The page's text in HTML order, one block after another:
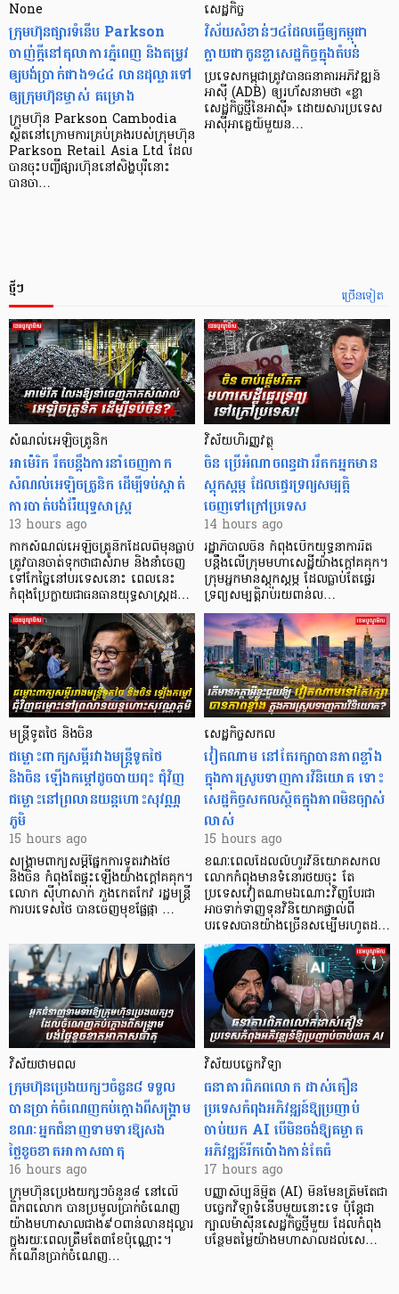
None
ក្រុមហ៊ុនផ្សារទំនើប Parkson
ចាញ់ក្ដីនៅតុលាការភ្នំពេញ និងតម្រូវ
ឲ្យបង់ប្រាក់ជាង១៤៤ លានដុល្លារទៅ
ឲ្យក្រុមហ៊ុនម្ចាស់ គម្រោង
ក្រុមហ៊ុន Parkson Cambodia
ស្ថិតនៅក្រោមការគ្រប់គ្រងរបស់ក្រុមហ៊ុន
Parkson Retail Asia Ltd ដែល
បានចុះបញ្ចីផ្សារហ៊ុននៅសិង្ហបុរីនោះ
បានចា…
សេដ្ឋកិច្ច​
វិស័យ​សំខាន់ៗ​៤​ដែល​ធ្វើ​ឲ្យ​កម្ពុជា​
ក្លាយ​ជា​កូន​ខ្លា​សេដ្ឋកិច្ច​ក្នុង​តំបន់
ប្រទេស​កម្ពុជា​ត្រូវ​បាន​ធនាគារ​អភិវឌ្ឍន៍​
អាស៊ី (ADB) ឲ្យ​រហ័ស​នាមថា «ខ្លា​
សេដ្ឋកិច្ច​ថ្មី​នៃ​អាស៊ី» ដោយសារ​ប្រទេស​
អាស៊ី​អាគ្នេយ៍​មួយ​ន…
ច្រើនទៀត
ថ្មីៗ
សំណល់អេឡិចត្រូនិក
អាម៉េរិក រឹតបន្តឹងការនាំចេញកាក
សំណល់អេឡិចត្រូនិក ដើម្បីទប់ស្កាត់
ការបាត់បង់រ៉ែយុទ្ធសាស្ត្រ
13 hours ago
កាក​សំណល់​អេឡិច​ត្រូនិកដែល​ពីមុនធ្លាប់​
ត្រូវបានចាត់ទុកថាជាសំរាម និងនាំចេញ
ទៅកែច្នៃនៅបរទេស​នោះ ពេលនេះ
កំពុងប្រែក្លាយជាធនធានយុទ្ធសាស្ត្រដ…
វិស័យហិរញ្ញវត្ថុ
ចិន ប្រើ​អំណាចពន្ធដាររឹតកអ្នកមាន
ស្ដុកស្ដម្ភ ដែលផ្ទេរទ្រព្យសម្បត្តិ
ចេញទៅក្រៅប្រទេស
14 hours ago
រដ្ឋាភិបាលចិន កំពុងបើកយុទ្ធនាការរឹត
បន្តឹងលើក្រុមមហាសេដ្ឋី​យ៉ាង​ក្ដៅគគុក។
​ក្រុមអ្នកមានស្ដុកស្ដម្ភ ដែល​ធ្លាប់​តែផ្ទេរ
ទ្រព្យសម្បត្តិរាប់រយពាន់ល…
មន្ត្រីទូតថៃ និងចិន
ជម្លោះពាក្យសម្តីរវាងមន្ត្រីទូតថៃ
និងចិន ឡើងកម្ដៅដូចបាយពុះ ជុំវិញ
ជម្លោះនៅព្រលានយន្តហោះសុវណ្ណ
ភូមិ
15 hours ago
សង្គ្រាមពាក្យសម្តីផ្នែកការទូតរវាងថៃ
និងចិន កំពុងតែផ្ទុះឡើងយ៉ាងក្តៅគគុក។
លោក ស៊ីហាសាក់ ភួងកេតកែវ រដ្ឋមន្ត្រី
ការបរទេសថៃ បានចេញមុខផ្លែផ្កា …
សេដ្ឋកិច្ចសកល
វៀតណាម នៅតែរក្សាបានភាពខ្លាំង
ក្នុងការស្រូបទាញការវិនិយោគ​ ទោះ
សេដ្ឋកិច្ចសកលស្ថិតក្នុងភាពមិនច្បាស់
លាស់
15 hours ago
ខណៈពេលដែលលំហូរវិនិយោគសកល
លោកកំពុងមានទំនោរថយចុះ តែ
ប្រទេសវៀតណាមឯណោះវិញបែរជា
អាចទាក់ទាញទុនវិនិយោគផ្ទាល់ពី
បរទេសបានយ៉ាងច្រើនសម្បើមរហូតដ…
វិស័យថាមពល
ក្រុមហ៊ុនប្រេងយក្សៗចំនួន៨ ទទួល
បានប្រាក់ចំណេញកប់ក្តោងពីសង្គ្រាម
ខណៈអ្នកជំនាញទាមទារឱ្យសង
ថ្លៃខូចខាតអាកាសធាតុ
16 hours ago
ក្រុមហ៊ុនប្រេងយក្សៗចំនួន៨ នៅលើ
ពិភពលោក បានប្រមូលប្រាក់ចំណេញ
យ៉ាងមហាសាលជាង៩០ពាន់លានដុល្លារ
ក្នុងរយៈពេលត្រឹមតែ៣ខែប៉ុណ្ណោះ។
កំណើនប្រាក់ចំណេញ…
វិស័យបច្ចេកវិទ្យា
ធនាគារពិភពលោក ដាស់តឿន
ប្រទេសកំពុងអភិវឌ្ឍន៍ឱ្យប្រញាប់
ចាប់យក AI បើមិនចង់ឱ្យគម្លាត
អភិវឌ្ឍន៍រីកប៉ោងកាន់តែធំ
17 hours ago
បញ្ញាសិប្បនិម្មិត (AI) មិនមែនត្រឹមតែជា
បច្ចេកវិទ្យាទំនើបមួយនោះទេ ប៉ុន្តែជា
ក្បាលម៉ាស៊ីនសេដ្ឋកិច្ចថ្មីមួយ ដែលកំពុង
បន្ថែមតម្លៃយ៉ាងមហាសាលដល់សេ…